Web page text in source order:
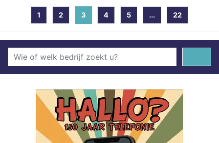
1 2 3 (current)
4 5 ... 22